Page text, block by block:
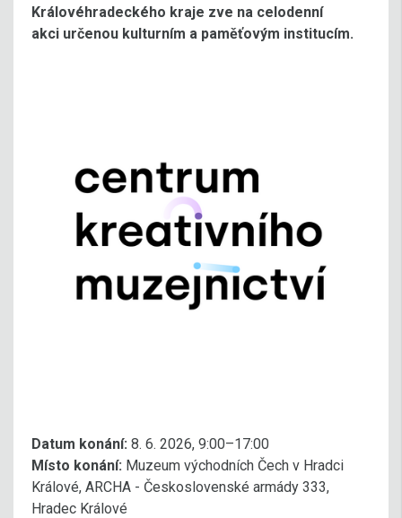
Královéhradeckého kraje zve na celodenní
akci určenou kulturním a paměťovým institucím.
Datum konání: 8. 6. 2026, 9:00–17:00
Místo konání: Muzeum východních Čech v Hradci
Králové, ARCHA - Československé armády 333,
Hradec Králové